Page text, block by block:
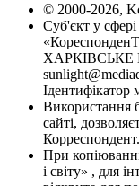
© 2000-2026,
Суб'єкт у
ХАРКІВСЬКЕ
Ідентифікатор
Використання
сайті,
При
і світу» , для